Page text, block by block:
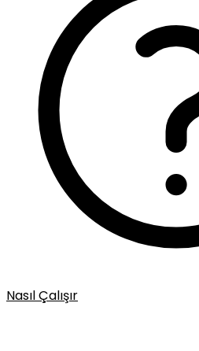
Nasıl Çalışır